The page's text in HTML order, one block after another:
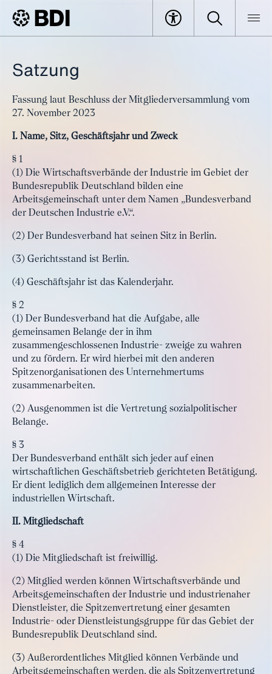
Satzung
Fassung laut Beschluss der Mitgliederversammlung vom
27. November 2023
I. Name, Sitz, Geschäftsjahr und Zweck
§ 1
(1) Die Wirtschaftsverbände der Industrie im Gebiet der
Bundesrepublik Deutschland bilden eine
Arbeitsgemeinschaft unter dem Namen „Bundesverband
der Deutschen Industrie e.V.“.
(2) Der Bundesverband hat seinen Sitz in Berlin.
(3) Gerichtsstand ist Berlin.
(4) Geschäftsjahr ist das Kalenderjahr.
§ 2
(1) Der Bundesverband hat die Aufgabe, alle
gemeinsamen Belange der in ihm
zusammengeschlossenen Industrie- zweige zu wahren
und zu fördern. Er wird hierbei mit den anderen
Spitzenorganisationen des Unternehmertums
zusammenarbeiten.
(2) Ausgenommen ist die Vertretung sozialpolitischer
Belange.
§ 3
Der Bundesverband enthält sich jeder auf einen
wirtschaftlichen Geschäftsbetrieb gerichteten Betätigung.
Er dient lediglich dem allgemeinen Interesse der
industriellen Wirtschaft.
II. Mitgliedschaft
§ 4
(1) Die Mitgliedschaft ist freiwillig.
(2) Mitglied werden können Wirtschaftsverbände und
Arbeitsgemeinschaften der Industrie und industrienaher
Dienstleister, die Spitzenvertretung einer gesamten
Industrie- oder Dienstleistungsgruppe für das Gebiet der
Bundesrepublik Deutschland sind.
(3) Außerordentliches Mitglied können Verbände und
Arbeitsgemeinschaften werden, die als Spitzenvertretung